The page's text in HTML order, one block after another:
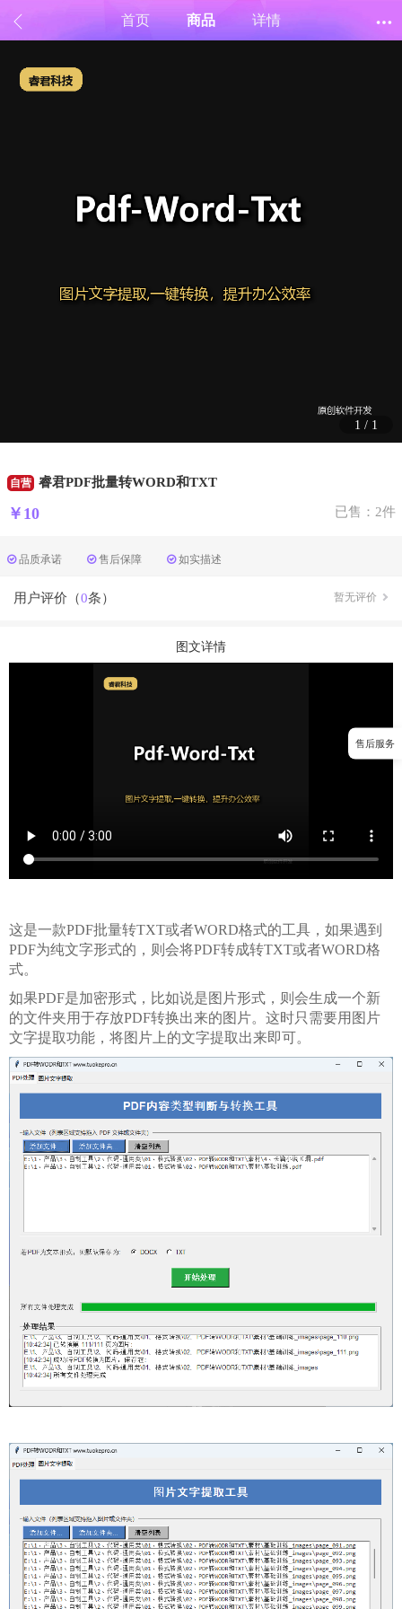
首页 商品 详情
1 / 1
自营 睿君PDF批量转WORD和TXT
￥10 已售：2件
品质承诺 售后保障 如实描述
用户评价（0条） 暂无评价
图文详情
这是一款PDF批量转TXT或者WORD格式的工具，如果遇到
PDF为纯文字形式的，则会将PDF转成转TXT或者WORD格
式。
如果PDF是加密形式，比如说是图片形式，则会生成一个新
的文件夹用于存放PDF转换出来的图片。这时只需要用图片
文字提取功能，将图片上的文字提取出来即可。
售后服务